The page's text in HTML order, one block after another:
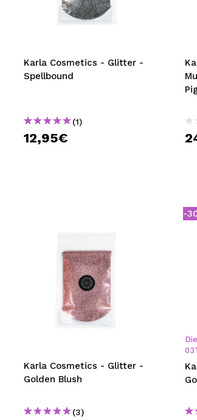
MAQUIFARMA
TRAVEL SIZE
NATURE
SPECIALS
Karla Cosmetics - Glitter -
Spellbound
(1)
12,95€
Karla Cosmetics - Glitter -
Golden Blush
(3)
-
03